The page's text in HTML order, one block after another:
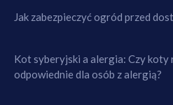
Jak zabezpieczyć ogród przed
Kot syberyjski a alergia: Czy koty
odpowiednie dla osób z alergią?